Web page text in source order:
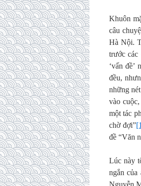
Khuôn
câu
Hà Nội.
trước các
‘vấn
đều,
những
vào
một tác
chờ đợi”
đề “Văn
Lúc này
ngắn
Nguyễn